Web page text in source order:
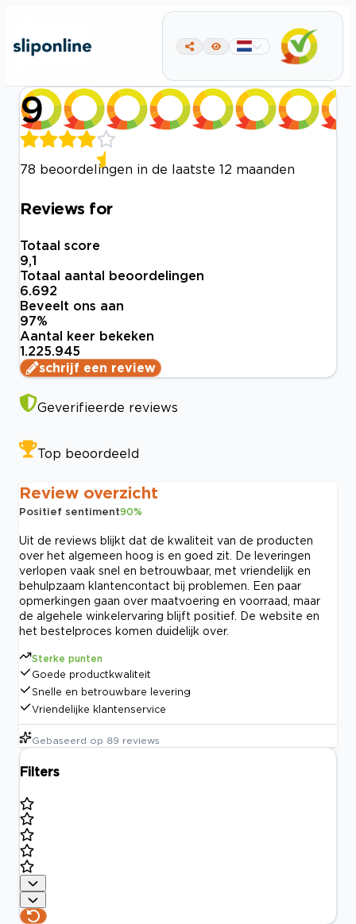
9
78 beoordelingen in de laatste 12 maanden
Reviews for
Totaal score
9,1
Totaal aantal beoordelingen
6.692
Beveelt ons aan
97%
Aantal keer bekeken
1.225.945
schrijf een review
Geverifieerde reviews
Top beoordeeld
Review overzicht
Positief sentiment90%
Uit de reviews blijkt dat de kwaliteit van de producten
over het algemeen hoog is en goed zit. De leveringen
verlopen vaak snel en betrouwbaar, met vriendelijk en
behulpzaam klantencontact bij problemen. Een paar
opmerkingen gaan over maatvoering en voorraad, maar
de algehele winkelervaring blijft positief. De website en
het bestelproces komen duidelijk over.
Sterke punten
Goede productkwaliteit
Snelle en betrouwbare levering
Vriendelijke klantenservice
Gebaseerd op 89 reviews
Filters